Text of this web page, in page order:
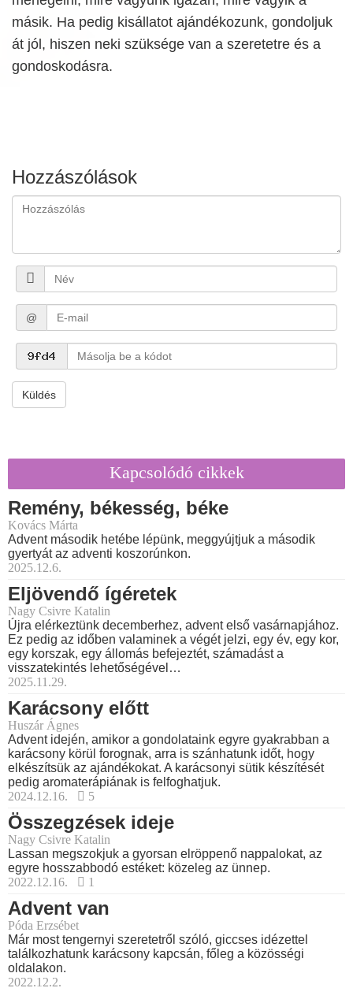
másik. Ha pedig kisállatot ajándékozunk, gondoljuk
át jól, hiszen neki szüksége van a szeretetre és a
gondoskodásra.
Hozzászólások
@
Küldés
Kapcsolódó cikkek
Remény, békesség, béke
Kovács Márta
Advent második hetébe lépünk, meggyújtjuk a második
gyertyát az adventi koszorúnkon.
2025.12.6.
Eljövendő ígéretek
Nagy Csivre Katalin
Újra elérkeztünk decemberhez, advent első vasárnapjához.
Ez pedig az időben valaminek a végét jelzi, egy év, egy kor,
egy korszak, egy állomás befejeztét, számadást a
visszatekintés lehetőségével…
2025.11.29.
Karácsony előtt
Huszár Ágnes
Advent idején, amikor a gondolataink egyre gyakrabban a
karácsony körül forognak, arra is szánhatunk időt, hogy
elkészítsük az ajándékokat. A karácsonyi sütik készítését
pedig aromaterápiának is felfoghatjuk.
2024.12.16.
5
Összegzések ideje
Nagy Csivre Katalin
Lassan megszokjuk a gyorsan elröppenő nappalokat, az
egyre hosszabbodó estéket: közeleg az ünnep.
2022.12.16.
1
Advent van
Póda Erzsébet
Már most tengernyi szeretetről szóló, giccses idézettel
találkozhatunk karácsony kapcsán, főleg a közösségi
oldalakon.
2022.12.2.